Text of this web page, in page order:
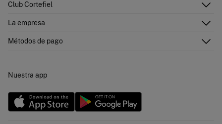
Direcciones de envío
Tarjeta regalo online
Tarjeta abono
Preguntas frecuentes
Cambios, devoluciones y desistimiento
Club Cortefiel
La empresa
Trabaja con nosotros
Nuevas tiendas
Objetivos desarrollo sostenibilidad
Métodos de pago
Nuestra app